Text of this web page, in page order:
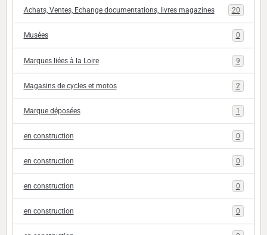
Achats, Ventes, Echange documentations, livres magazines 20
Musées 0
Marques liées à la Loire 9
Magasins de cycles et motos 2
Marque déposées 1
en construction 0
en construction 0
en construction 0
en construction 0